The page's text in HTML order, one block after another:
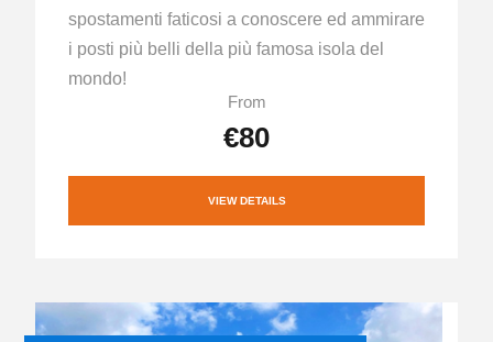
spostamenti faticosi a conoscere ed ammirare
i posti più belli della più famosa isola del
mondo!
From
€80
VIEW DETAILS